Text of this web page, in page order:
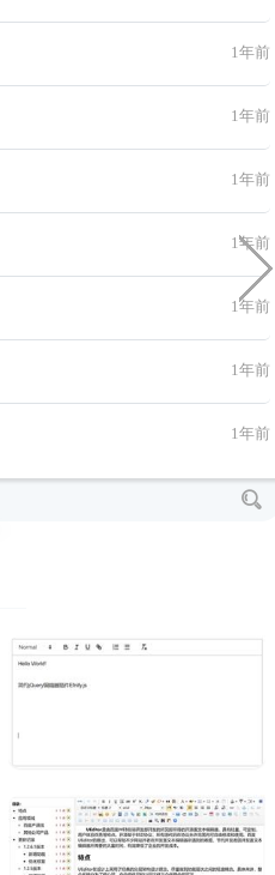
1年前
1年前
1年前
1年前
1年前
1年前
1年前